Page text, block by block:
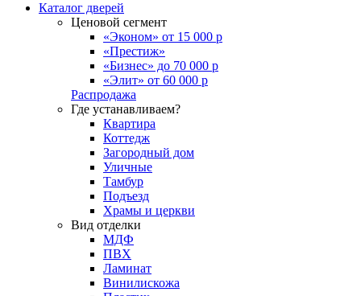
Каталог дверей
Ценовой сегмент
«Эконом» от 15 000 р
«Престиж»
«Бизнес» до 70 000 р
«Элит» от 60 000 р
Распродажа
Где устанавливаем?
Квартира
Коттедж
Загородный дом
Уличные
Тамбур
Подъезд
Храмы и церкви
Вид отделки
МДФ
ПВХ
Ламинат
Винилискожа